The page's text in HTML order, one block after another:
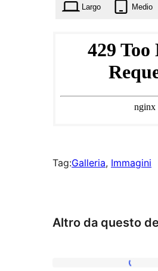
Largo Medio
Tag:Galleria, Immagini
Altro da questo